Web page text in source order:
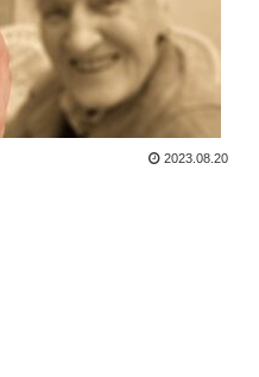
2023.08.20